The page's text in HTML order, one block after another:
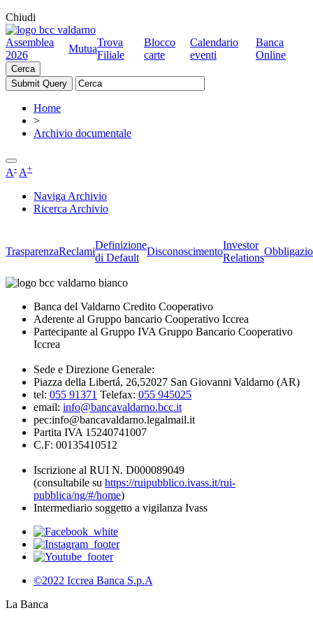
Chiudi
Assemblea
2026
Mutua
Trova
Filiale
Blocco
carte
Calendario
eventi
Banca
Online
Cerca
Home
>
Archivio documentale
A- A+
Naviga Archivio
Ricerca Archivio
TrasparenzaReclami
Definizione
di Default
Disconoscimento
Investor
Relations
Banca del Valdarno Credito Cooperativo
Aderente al Gruppo bancario Cooperativo Iccrea
Partecipante al Gruppo IVA Gruppo Bancario Cooperativo
Iccrea
Sede e Direzione Generale:
Piazza della Libertá, 26,52027 San Giovanni Valdarno (AR)
tel: 055 91371 Telefax: 055 945025
email: info@bancavaldarno.bcc.it
pec:info@bancavaldarno.legalmail.it
Partita IVA 15240741007
C.F: 00135410512
Iscrizione al RUI N. D000089049
(consultabile su https://ruipubblico.ivass.it/rui-
pubblica/ng/#/home)
Intermediario soggetto a vigilanza Ivass
©2022 Iccrea Banca S.p.A
La Banca